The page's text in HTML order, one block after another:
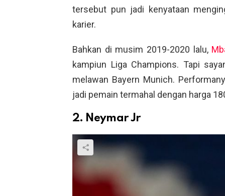
tersebut pun jadi kenyataan
karier.
Bahkan di musim 2019-2020 lalu,
kampiun Liga Champions. Tapi
melawan Bayern Munich.
jadi pemain termahal dengan harga
2. Neymar Jr